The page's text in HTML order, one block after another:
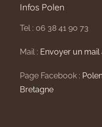
Infos Polen
Tel : 06 38 41 90 73
Mail : Envoyer un mail
Page Facebook :
Bretagne